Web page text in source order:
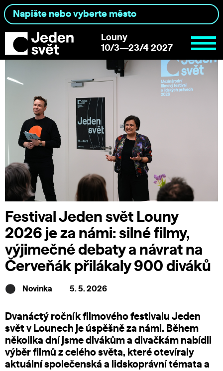
Louny
10/3—23/4 2027
Festival Jeden svět Louny
2026 je za námi: silné filmy,
výjimečné debaty a návrat na
Červeňák přilákaly 900 diváků
Novinka 5. 5. 2026
Dvanáctý ročník filmového festivalu Jeden
svět v Lounech je úspěšně za námi. Během
několika dní jsme divákům a divačkám nabídli
výběr filmů z celého světa, které otevíraly
aktuální společenská a lidskoprávní témata a